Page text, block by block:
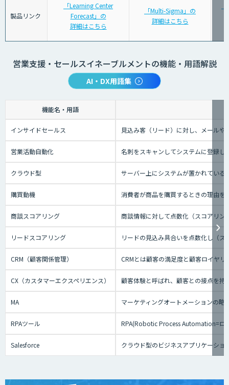
製品リンク
「Learning Center
Forecast」の
詳細はこちら
「Multi-Sigma」の
詳細はこちら
営業支援・セールスイネーブルメントの機能・用語解説
AI・DX用語集
機能名・用語
インサイドセールス 見込み客（リード）に対し、メール
営業活動自動化 名刺をスキャンしてシステムに登録
クラウド型 サーバー上にシステムが置かれてい
購買動機 消費者が商品を購買するときの理由を
商談スコアリング 商談情報に対して点数化（スコアリ
リードスコアリング リードの見込み具合いを点数化し（
CRM（顧客関係管理） CRMとは顧客の満足度と顧客ロイヤ
CX（カスタマーエクスペリエンス） 顧客体験と呼ばれ、顧客との接点を持
MA マーケティングオートメーションの略
RPAツール RPA(Robotic Process Automation=ロ
Salesforce クラウド型のビジネスアプリケーシ